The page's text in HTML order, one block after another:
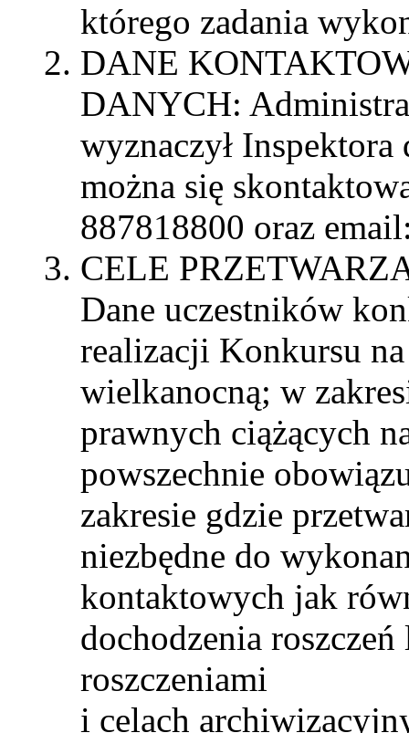
którego zadania
DANE
DANYCH:
wyznaczył
można się
887818800 oraz
CELE
Dane uczestników
realizacji Konkursu
wielkanocną; w
prawnych ciążących
powszechnie
zakresie gdzie
niezbędne do
kontaktowych jak
dochodzenia
roszczeniami
i celach